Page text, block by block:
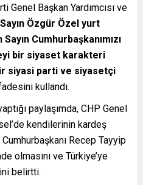
Genel Başkan Yardımcısı ve
Özgür Özel yurt
Cumhurbaşkanımızı
bir siyaset karakteri
siyasi parti ve siyasetçi
kullandı.
paylaşımda, CHP Genel
kendilerinin kardeş
Recep Tayyip
olmasını ve Türkiye’ye
belirtti.